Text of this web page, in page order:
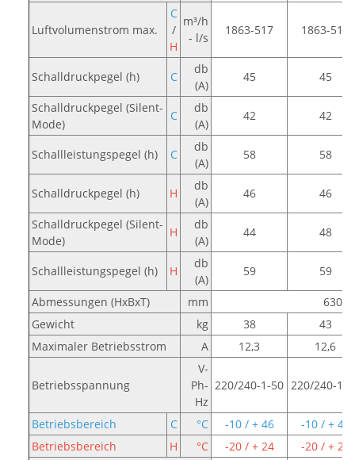
Luftvolumenstrom max.
C
/
H
m³/h
- l/s
1863-517 1863-517
Schalldruckpegel (h) C
db
(A)
45 45
Schalldruckpegel (Silent-
Mode)
C
db
(A)
42 42
Schallleistungspegel (h) C
db
(A)
58 58
Schalldruckpegel (h) H
db
(A)
46 46
Schalldruckpegel (Silent-
Mode)
H
db
(A)
44 48
Schallleistungspegel (h) H
db
(A)
59 59
Abmessungen (HxBxT) mm
630 x
Gewicht
kg 38
43
Maximaler Betriebsstrom
A 12,3 12,6
Betriebsspannung
V-
Ph-
Hz
220/240-1-50 220/240-1-
Betriebsbereich C °C -10 / + 46
-10 / + 46
Betriebsbereich
H °C -20 / + 24
-20 / + 24